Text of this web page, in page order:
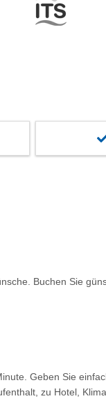
Buchen Sie
Geben Sie
zu Hotel,